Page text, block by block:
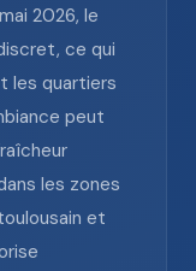
2026, le
ce qui
les quartiers
peut
les zones
et